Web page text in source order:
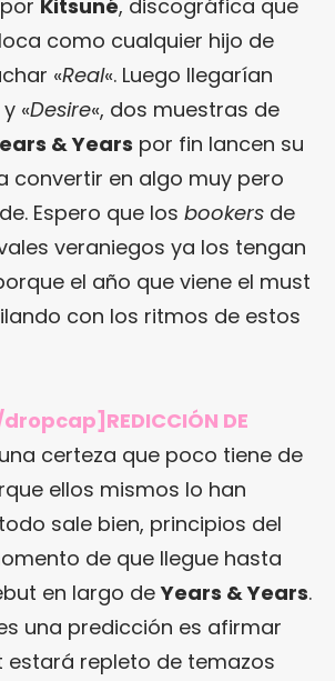
Kitsuné, discográfica que
como cualquier hijo de
«Real«. Luego llegarían
y «Desire«, dos muestras de
& Years por fin lancen su
convertir en algo muy pero
Espero que los bookers de
veraniegos ya los tengan
el año que viene el must
con los ritmos de estos
DE
certeza que poco tiene de
ellos mismos lo han
sale bien, principios del
de que llegue hasta
en largo deYears & Years.
una predicción es afirmar
estará repleto de temazos